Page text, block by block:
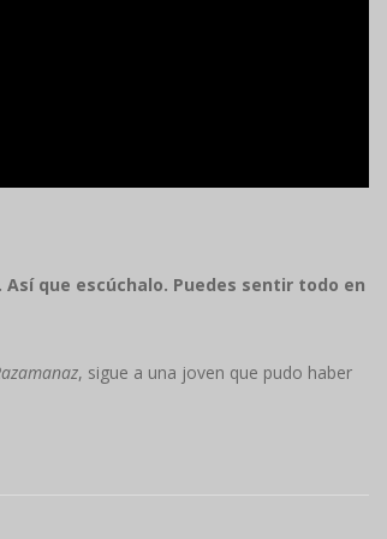
que escúchalo. Puedes sentir todo en
, sigue a una joven que pudo haber